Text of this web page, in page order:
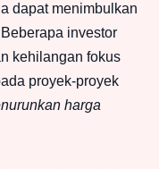
dapat menimbulkan
investor
kehilangan fokus
proyek-proyek
harga